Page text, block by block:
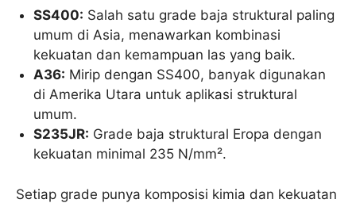
SS400: Salah satu grade baja struktural paling
umum di Asia, menawarkan kombinasi
kekuatan dan kemampuan las yang baik.
A36: Mirip dengan SS400, banyak digunakan
di Amerika Utara untuk aplikasi struktural
umum.
S235JR: Grade baja struktural Eropa dengan
kekuatan minimal 235 N/mm².
Setiap grade punya komposisi kimia dan kekuatan